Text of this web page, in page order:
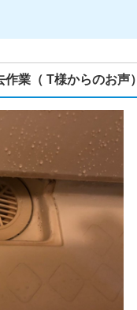
業（ T様からのお声）